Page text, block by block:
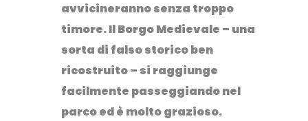
avvicineranno senza troppo
timore. Il Borgo Medievale – una
sorta di falso storico ben
ricostruito – si raggiunge
facilmente passeggiando nel
parco ed è molto grazioso.